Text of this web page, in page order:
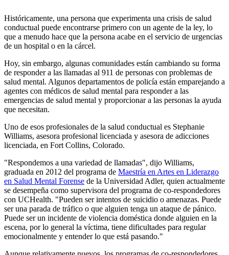
Históricamente, una persona que experimenta una crisis de salud
conductual puede encontrarse primero con un agente de la ley, lo
que a menudo hace que la persona acabe en el servicio de urgencias
de un hospital o en la cárcel.
Hoy, sin embargo, algunas comunidades están cambiando su forma
de responder a las llamadas al 911 de personas con problemas de
salud mental. Algunos departamentos de policía están emparejando a
agentes con médicos de salud mental para responder a las
emergencias de salud mental y proporcionar a las personas la ayuda
que necesitan.
Uno de esos profesionales de la salud conductual es Stephanie
Williams, asesora profesional licenciada y asesora de adicciones
licenciada, en Fort Collins, Colorado.
"Respondemos a una variedad de llamadas", dijo Williams,
graduada en 2012 del programa de Maestría en Artes en Liderazgo
en Salud Mental Forense de la Universidad Adler, quien actualmente
se desempeña como supervisora del programa de co-respondedores
con UCHealth. "Pueden ser intentos de suicidio o amenazas. Puede
ser una parada de tráfico o que alguien tenga un ataque de pánico.
Puede ser un incidente de violencia doméstica donde alguien en la
escena, por lo general la víctima, tiene dificultades para regular
emocionalmente y entender lo que está pasando."